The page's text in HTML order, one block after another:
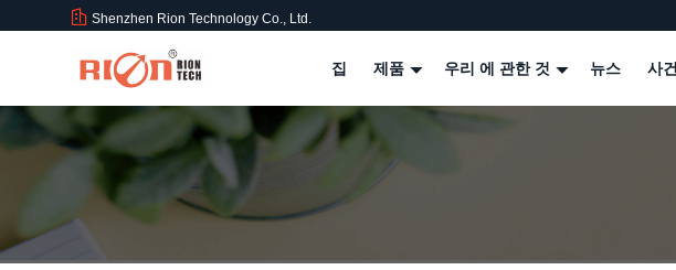
Shenzhen Rion Technology Co., Ltd.
집 제품 우리 에 관한 것 뉴스 사건